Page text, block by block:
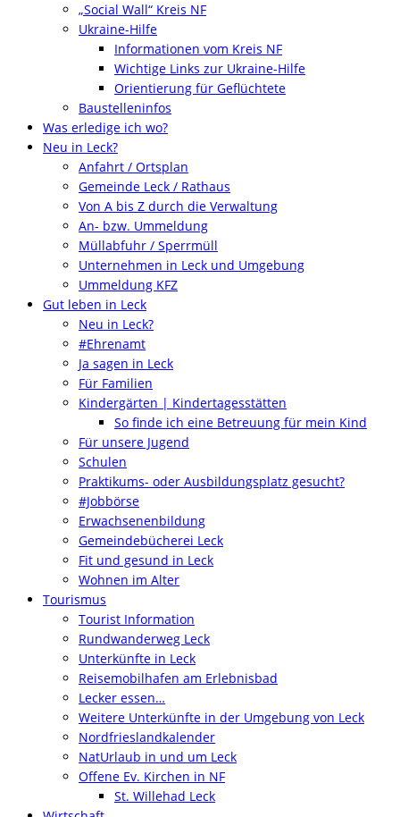
„Social Wall“ Kreis NF
Ukraine-Hilfe
Informationen vom Kreis NF
Wichtige Links zur Ukraine-Hilfe
Orientierung für Geflüchtete
Baustelleninfos
Was erledige ich wo?
Neu in Leck?
Anfahrt / Ortsplan
Gemeinde Leck / Rathaus
Von A bis Z durch die Verwaltung
An- bzw. Ummeldung
Müllabfuhr / Sperrmüll
Unternehmen in Leck und Umgebung
Ummeldung KFZ
Gut leben in Leck
Neu in Leck?
#Ehrenamt
Ja sagen in Leck
Für Familien
Kindergärten | Kindertagesstätten
So finde ich eine Betreuung für mein Kind
Für unsere Jugend
Schulen
Praktikums- oder Ausbildungsplatz gesucht?
#Jobbörse
Erwachsenenbildung
Gemeindebücherei Leck
Fit und gesund in Leck
Wohnen im Alter
Tourismus
Tourist Information
Rundwanderweg Leck
Unterkünfte in Leck
Reisemobilhafen am Erlebnisbad
Lecker essen…
Weitere Unterkünfte in der Umgebung von Leck
Nordfrieslandkalender
NatUrlaub in und um Leck
Offene Ev. Kirchen in NF
St. Willehad Leck